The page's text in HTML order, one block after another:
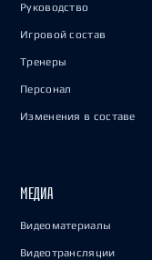
Руководство
Игровой состав
Тренеры
Персонал
Изменения в составе
МЕДИА
Видеоматериалы
Видеотрансляции